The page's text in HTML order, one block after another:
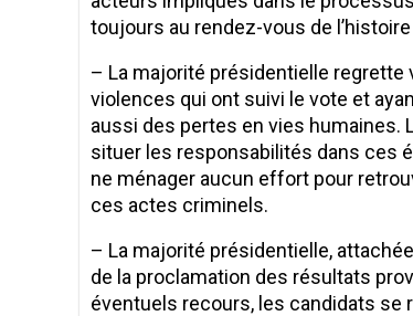
toujours au rendez-vous de
– La majorité présidentielle
violences qui ont suivi le vote et
aussi des pertes en vies
situer les responsabilités dans ces
ne ménager aucun effort pour
ces actes criminels.
– La majorité présidentielle,
de la proclamation des résultats
éventuels recours, les candidats se